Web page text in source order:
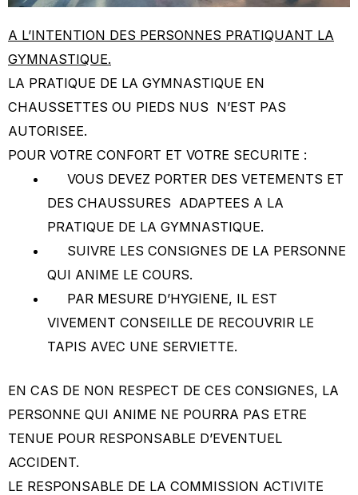
A L’INTENTION DES PERSONNES PRATIQUANT LA
GYMNASTIQUE.
LA PRATIQUE DE LA GYMNASTIQUE EN
CHAUSSETTES OU PIEDS NUS N’EST PAS
AUTORISEE.
POUR VOTRE CONFORT ET VOTRE SECURITE :
VOUS DEVEZ PORTER DES VETEMENTS ET
DES CHAUSSURES ADAPTEES A LA
PRATIQUE DE LA GYMNASTIQUE.
SUIVRE LES CONSIGNES DE LA PERSONNE
QUI ANIME LE COURS.
PAR MESURE D’HYGIENE, IL EST
VIVEMENT CONSEILLE DE RECOUVRIR LE
TAPIS AVEC UNE SERVIETTE.
EN CAS DE NON RESPECT DE CES CONSIGNES, LA
PERSONNE QUI ANIME NE POURRA PAS ETRE
TENUE POUR RESPONSABLE D’EVENTUEL
ACCIDENT.
LE RESPONSABLE DE LA COMMISSION ACTIVITE